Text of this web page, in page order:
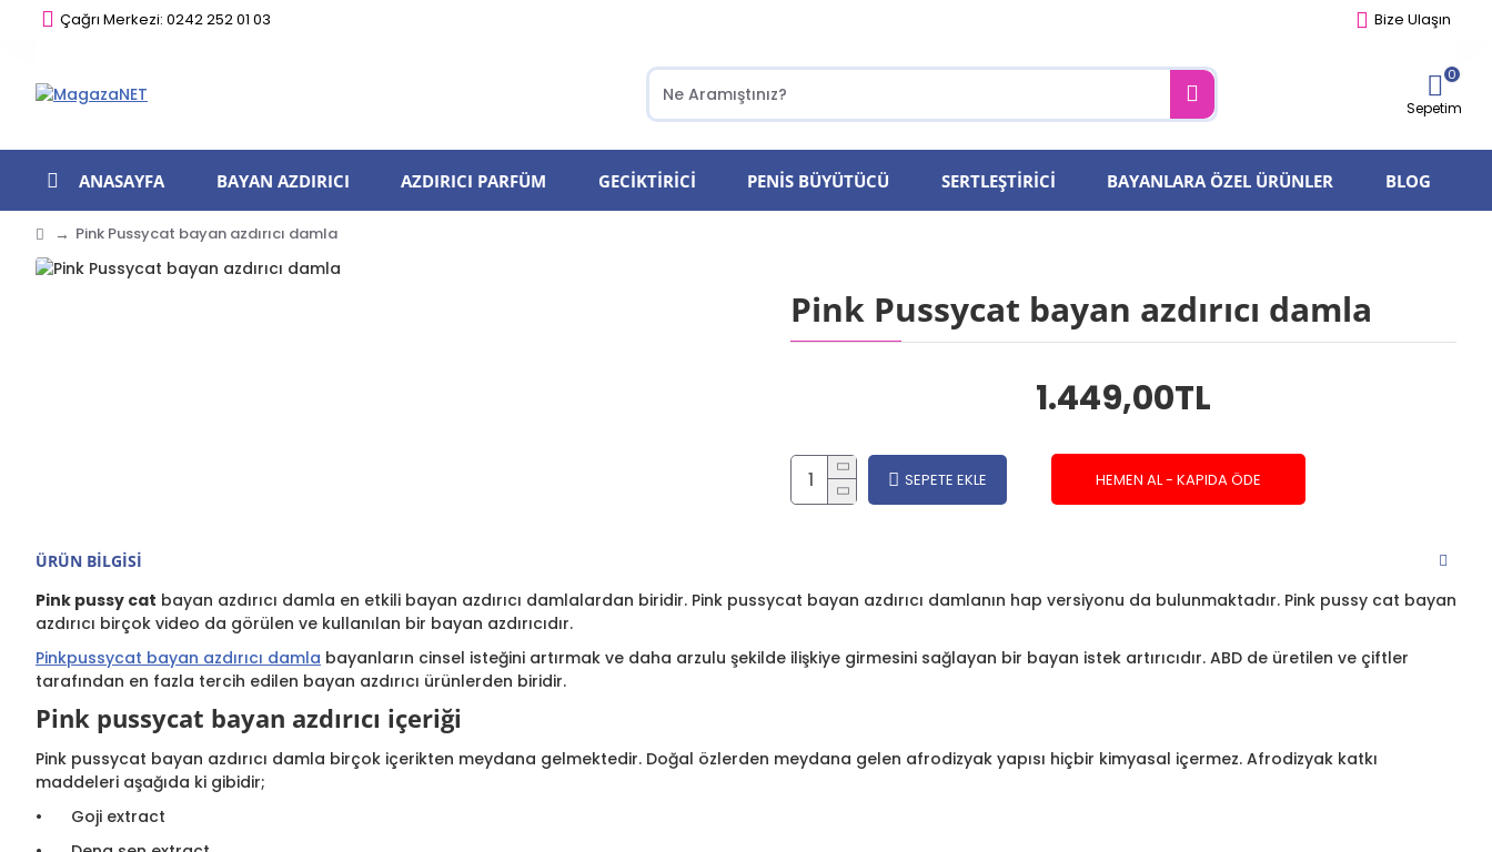
Çağrı Merkezi: 0242 252 01 03 Bize Ulaşın
Sepetim
0
ANASAYFA BAYAN AZDIRICI AZDIRICI PARFÜM GECIKTIRICI PENIS BÜYÜTÜCÜ SERTLEŞTIRICI BAYANLARA ÖZEL ÜRÜNLER BLOG
Pink Pussycat bayan azdırıcı damla
Pink Pussycat bayan azdırıcı damla
1.449,00TL
SEPETE EKLE HEMEN AL - KAPIDA ÖDE
ÜRÜN BILGISI
Pink pussy cat bayan azdırıcı damla en etkili bayan azdırıcı damlalardan biridir. Pink pussycat bayan azdırıcı damlanın hap versiyonu da bulunmaktadır. Pink pussy cat bayan
azdırıcı birçok video da görülen ve kullanılan bir bayan azdırıcıdır.
Pinkpussycat bayan azdırıcı damla bayanların cinsel isteğini artırmak ve daha arzulu şekilde ilişkiye girmesini sağlayan bir bayan istek artırıcıdır. ABD de üretilen ve çiftler
tarafından en fazla tercih edilen bayan azdırıcı ürünlerden biridir.
Pink pussycat bayan azdırıcı içeriği
Pink pussycat bayan azdırıcı damla birçok içerikten meydana gelmektedir. Doğal özlerden meydana gelen afrodizyak yapısı hiçbir kimyasal içermez. Afrodizyak katkı
maddeleri aşağıda ki gibidir;
•
Goji extract